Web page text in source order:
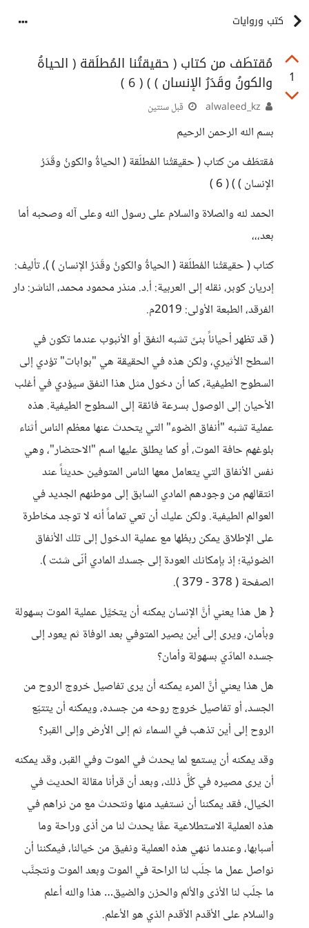
كتب وروايات
1
مُقتطَف من كتاب ( حقيقتُنا المُطلَقة ( الحياةُ
والكونُ وقَدَرُ الإنسان ) ) ( 6 )
قبل سنتين
بسم الله الرحمن الرحيم
مُقتطَف من كتاب ( حقيقتُنا المُطلَقة ( الحياةُ والكونُ وقَدَرُ
الإنسان ) ) ( 6 )
الحمد لله والصلاة والسلام على رسول الله وعلى آله وصحبه أما
بعد،،،
كتاب ( حقيقتُنا المُطلَقة ( الحياةُ والكونُ وقَدَرُ الإنسان ) )، تأليف:
إدريان كوبر، نقله إلى العربية: أ.د. منذر محمود محمد، الناشر: دار
الفرقد، الطبعة الأولى: 2019م.
( قد تظهر أحياناً بنىً تشبه النفق أو الأنبوب عندما تكون في
السطح الأثيري، ولكن هذه في الحقيقة هي "بوابات" تؤدي إلى
السطوح الطيفية، كما أن دخول مثل هذا النفق سيؤدي في أغلب
الأحيان إلى الوصول بسرعة فائقة إلى السطوح الطيفية. هذه
عملية تشبه "أنفاق الضوء" التي يتحدث عنها معظم الناس أثناء
بلوغهم حافة الموت، أو كما يطلق عليها اسم "الاحتضار"، وهي
نفس الأنفاق التي يتعامل معها الناس المتوفين حديثاً عند
انتقالهم من وجودهم المادي السابق إلى موطنهم الجديد في
العوالم الطيفية. ولكن عليك أن تعي تماماً أنه لا توجد مخاطرة
على الإطلاق يمكن ربطُها مع عملية الدخول إلى تلك الأنفاق
الضوئية؛ إذ بإمكانك العودة إلى جسدك المادي أنّى شئت ).
الصفحة ( 378 - 379 ).
{ هل هذا يعني أنَّ الإنسان يمكنه أن يتخيَّل عملية الموت بسهولة
وبأمان، ويرى إلى أين يصير المتوفي بعد الوفاة ثم يعود إلى
جسده المادّي بسهولة وأمان؟
هل هذا يعني أنَّ المرء يمكنه أن يرى تفاصيل خروج الروح من
الجسد، أو تفاصيل خروج روحه من جسده، ويمكنه أن يتتبّع
الروح إلى أين تذهب في السماء ثم إلى الأرض وإلى القبر؟
وقد يمكنه أن يستمع لما يحدث في الموت وفي القبر، وقد يمكنه
أن يرى مصيره في كُلَّ ذلك، وبعد أن قرأنا مقالة الحديث في
الخيال، فقد يمكننا أن نستفيد منها ونتحدث مع من نراهم في
هذه العملية الاستطلاعية عمَّا يحدث لنا من أذى وراحة وما
أسبابها، وعندما ننهي هذه العملية ونفيق من خيالنا، فيمكننا أن
نواصل عمل ما جلَب لنا الراحة في الموت وبعد الموت ونتجنَّب
ما جلَب لنا الأذى والألم والحزن والضيق… هذا والله أعلم
والسلام على الأقدم الأقدم الذي هو الأعلم.